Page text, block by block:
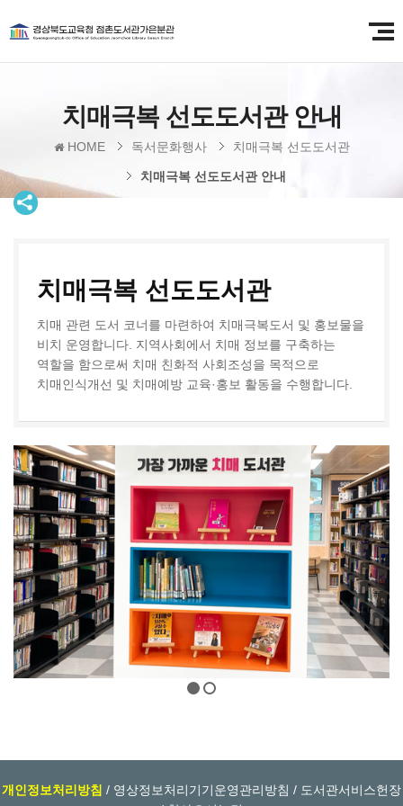
치매극복 선도도서관 안내
HOME 독서문화행사 치매극복 선도도서관
치매극복 선도도서관 안내
치매극복 선도도서관
치매 관련 도서 코너를 마련하여 치매극복도서 및 홍보물을
비치 운영합니다. 지역사회에서 치매 정보를 구축하는
역할을 함으로써 치매 친화적 사회조성을 목적으로
치매인식개선 및 치매예방 교육·홍보 활동을 수행합니다.
개인정보처리방침 / 영상정보처리기기운영관리방침 / 도서관서비스헌장